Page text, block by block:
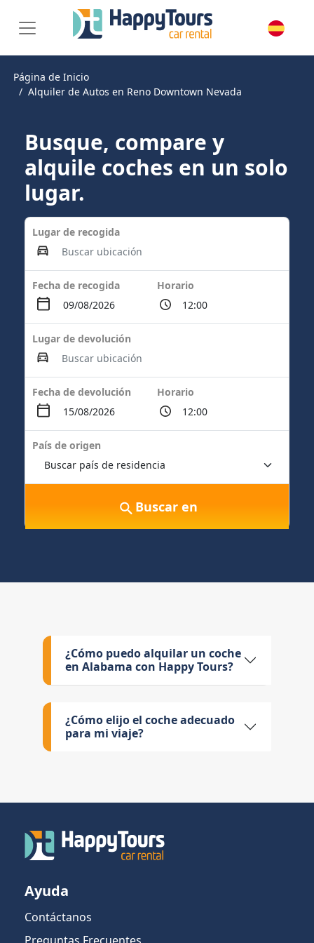
Página de Inicio
Alquiler de Autos en Reno Downtown Nevada
Busque, compare y
alquile coches en un solo
lugar.
Lugar de recogida
Fecha de recogida Horario
Lugar de devolución
Fecha de devolución Horario
País de origen
Buscar en
¿Cómo puedo alquilar un coche
en Alabama con Happy Tours?
¿Cómo elijo el coche adecuado
para mi viaje?
Ayuda
Contáctanos